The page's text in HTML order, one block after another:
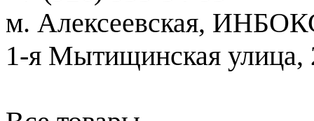
м. Алексеевская,
1-я Мытищинская улица,